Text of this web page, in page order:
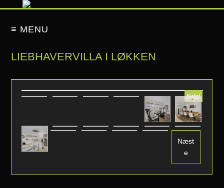
≡ MENU
LIEBHAVERVILLA I LØKKEN
Solgt
Næst
e